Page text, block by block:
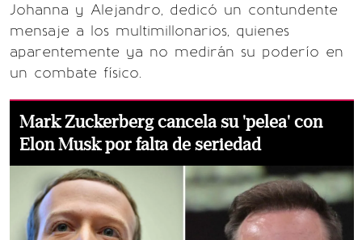
Johanna y Alejandro, dedicó un contundente
mensaje a los multimillonarios, quienes
aparentemente ya no medirán su poderío en
un combate físico.
Mark Zuckerberg cancela su 'pelea' con
Elon Musk por falta de seriedad